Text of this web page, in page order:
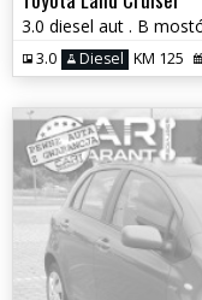
3.0 Diesel KM 125